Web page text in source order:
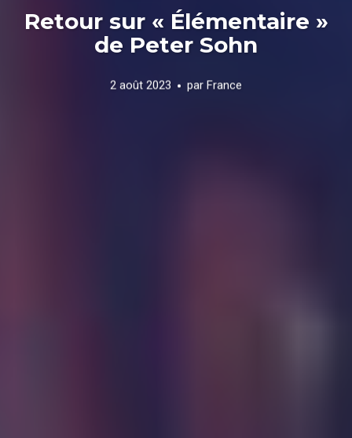
Retour sur « Élémentaire »
de Peter Sohn
2 août 2023 par France